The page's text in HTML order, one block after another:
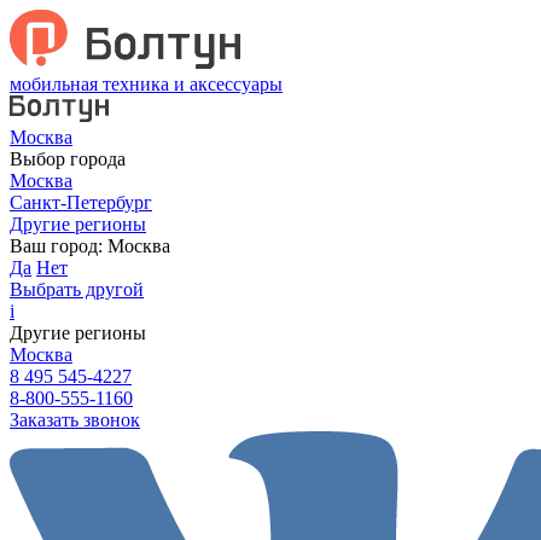
мобильная техника и аксессуары
Москва
Выбор города
Москва
Санкт-Петербург
Другие регионы
Ваш город: Москва
Да Нет
Выбрать другой
i
Другие регионы
Москва
8 495 545-4227
8-800-555-1160
Заказать звонок